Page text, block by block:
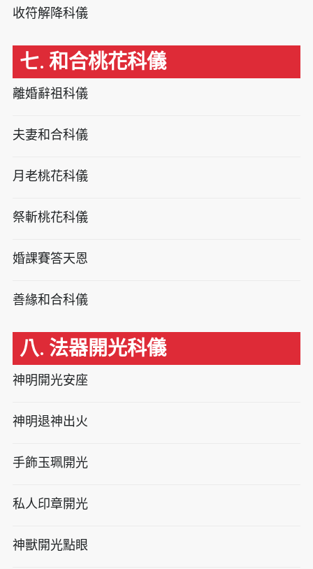
收符解降科儀
七. 和合桃花科儀
離婚辭祖科儀
夫妻和合科儀
月老桃花科儀
祭斬桃花科儀
婚課賽答天恩
善緣和合科儀
八. 法器開光科儀
神明開光安座
神明退神出火
手飾玉珮開光
私人印章開光
神獸開光點眼